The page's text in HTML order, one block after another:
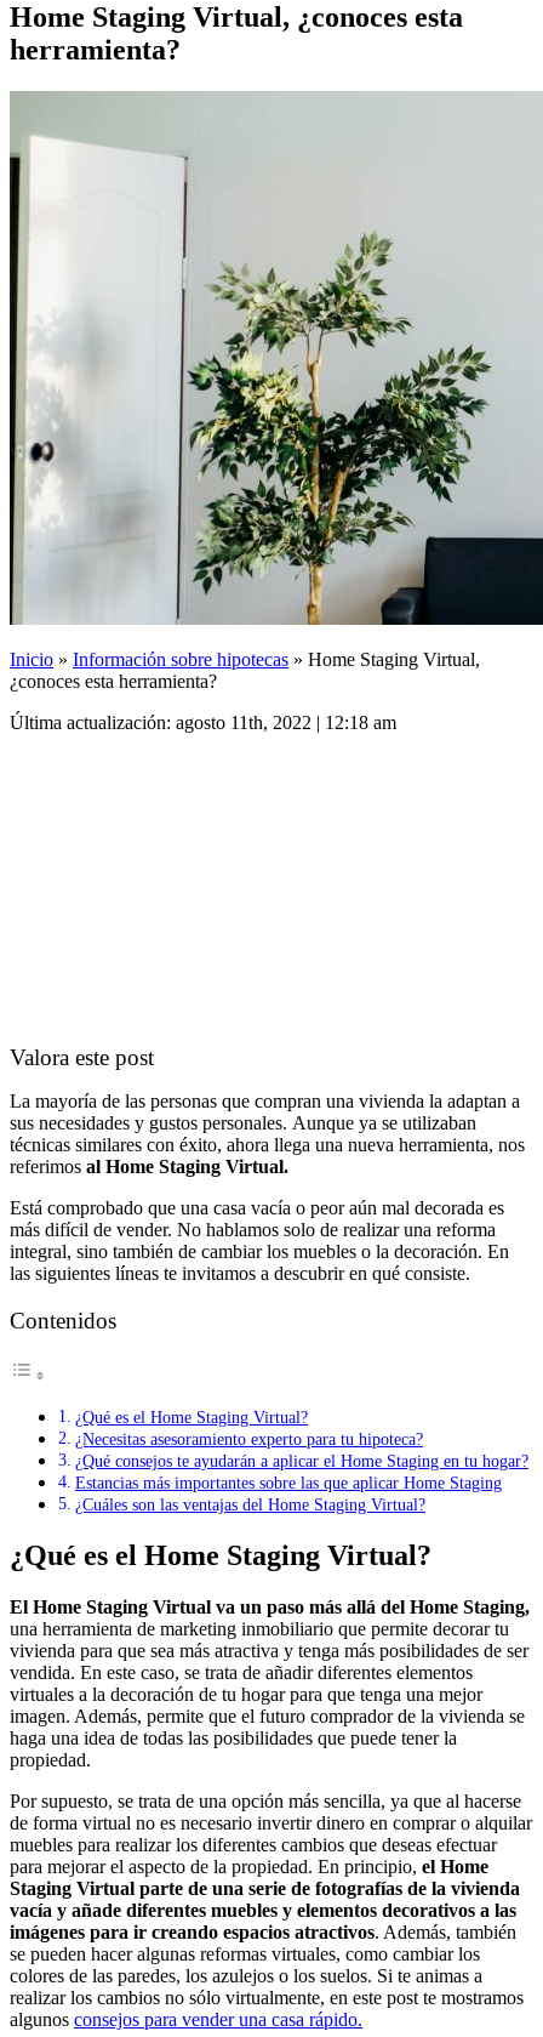
Home Staging Virtual, ¿conoces esta
herramienta?
Inicio » Información sobre hipotecas » Home Staging Virtual,
¿conoces esta herramienta?
Última actualización: agosto 11th, 2022 | 12:18 am
Valora este post
La mayoría de las personas que compran una vivienda la adaptan a
sus necesidades y gustos personales. Aunque ya se utilizaban
técnicas similares con éxito, ahora llega una nueva herramienta, nos
referimos al Home Staging Virtual.
Está comprobado que una casa vacía o peor aún mal decorada es
más difícil de vender. No hablamos solo de realizar una reforma
integral, sino también de cambiar los muebles o la decoración. En
las siguientes líneas te invitamos a descubrir en qué consiste.
Contenidos
¿Qué es el Home Staging Virtual?
¿Necesitas asesoramiento experto para tu hipoteca?
¿Qué consejos te ayudarán a aplicar el Home Staging en tu hogar?
Estancias más importantes sobre las que aplicar Home Staging
¿Cuáles son las ventajas del Home Staging Virtual?
¿Qué es el Home Staging Virtual?
El Home Staging Virtual va un paso más allá del Home Staging,
una herramienta de marketing inmobiliario que permite decorar tu
vivienda para que sea más atractiva y tenga más posibilidades de ser
vendida. En este caso, se trata de añadir diferentes elementos
virtuales a la decoración de tu hogar para que tenga una mejor
imagen. Además, permite que el futuro comprador de la vivienda se
haga una idea de todas las posibilidades que puede tener la
propiedad.
Por supuesto, se trata de una opción más sencilla, ya que al hacerse
de forma virtual no es necesario invertir dinero en comprar o alquilar
muebles para realizar los diferentes cambios que deseas efectuar
para mejorar el aspecto de la propiedad. En principio, el Home
Staging Virtual parte de una serie de fotografías de la vivienda
vacía y añade diferentes muebles y elementos decorativos a las
imágenes para ir creando espacios atractivos. Además, también
se pueden hacer algunas reformas virtuales, como cambiar los
colores de las paredes, los azulejos o los suelos. Si te animas a
realizar los cambios no sólo virtualmente, en este post te mostramos
algunos consejos para vender una casa rápido.